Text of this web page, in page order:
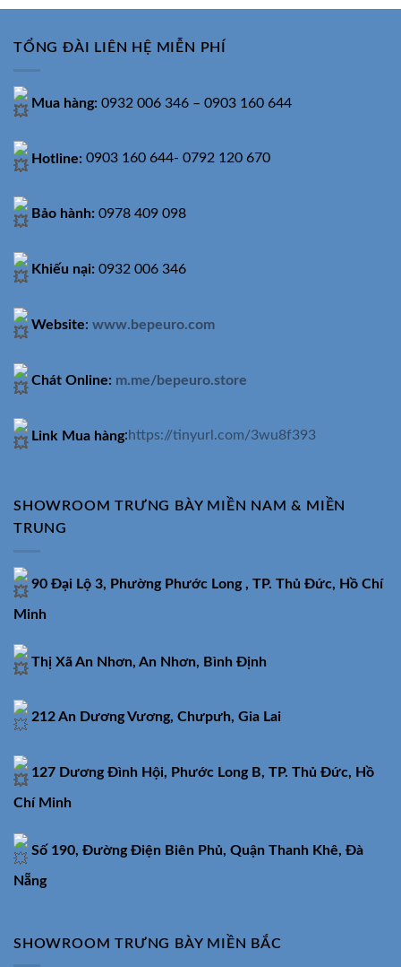
TỔNG ĐÀI LIÊN HỆ MIỄN PHÍ
Mua hàng: 0932 006 346 – 0903 160 644
Hotline: 0903 160 644- 0792 120 670
Bảo hành: 0978 409 098
Khiếu nại: 0932 006 346
Website: www.bepeuro.com
Chát Online: m.me/bepeuro.store
Link Mua hàng:https://tinyurl.com/3wu8f393
SHOWROOM TRƯNG BÀY MIỀN NAM & MIỀN
TRUNG
90 Đại Lộ 3, Phường Phước Long , TP. Thủ Đức, Hồ Chí
Minh
Thị Xã An Nhơn, An Nhơn, Bình Định
212 An Dương Vương, Chưpưh, Gia Lai
127 Dương Đình Hội, Phước Long B, TP. Thủ Đức, Hồ
Chí Minh
Số 190, Đường Điện Biên Phủ, Quận Thanh Khê, Đà
Nẵng
SHOWROOM TRƯNG BÀY MIỀN BẮC